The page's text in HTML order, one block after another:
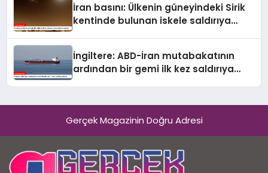
İran basını: Ülkenin güneyindeki Sirik
kentinde bulunan iskele saldırıya
İngiltere: ABD-İran mutabakatının
ardından bir gemi ilk kez saldırıya
Gerçek Magazinin Doğru Adresi